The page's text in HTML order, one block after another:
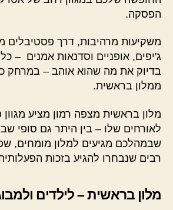
הפסקה.
משקיעות מרהיבות, דרך פסטיבלים
ג'יפים, אופניים וסדנאות אמנים –
בדיוק את מה שהוא אוהב – במרחק
ממלון בראשית.
מלון בראשית מצפה רמון מציע מגוון
לאורחים שלו – בין היתר גם סופי
שבמהלכם מגיעים למלון מומחים,
רבים שנבחרו להגיע בזכות
מלון בראשית – לילדים